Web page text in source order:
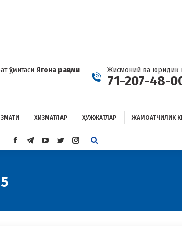
қўмитаси Ягона рақами Жисмоний ва юридик
71-207-48-
ХИЗМАТЛАР ҲУЖЖАТЛАР ЖАМОАТЧИЛИК
FACEBOOKTELEGRAM
YOUTUBE
TWITTERINSTAGRAM